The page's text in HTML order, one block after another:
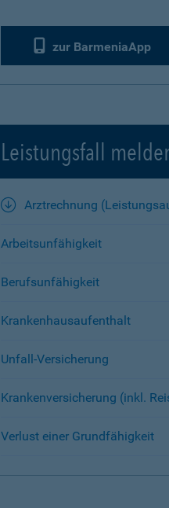
zur BarmeniaApp
Leistungsfall
Arztrechnung
Arbeitsunfähigkeit
Berufsunfähigkeit
Krankenhausaufenthalt
Unfall-Versicherung
Krankenversicherung (inkl.
Verlust einer Grundfähigkeit